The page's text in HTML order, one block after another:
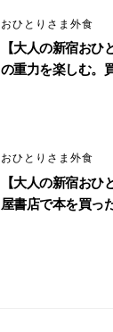
おひとりさま外食
【大人の新宿おひ
の重力を楽しむ。
おひとりさま外食
【大人の新宿おひ
屋書店で本を買